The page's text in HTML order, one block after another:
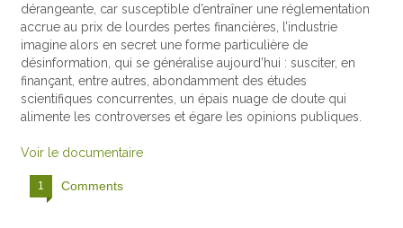
dérangeante, car susceptible d’entraîner une réglementation
accrue au prix de lourdes pertes financières, l’industrie
imagine alors en secret une forme particulière de
désinformation, qui se généralise aujourd’hui : susciter, en
finançant, entre autres, abondamment des études
scientifiques concurrentes, un épais nuage de doute qui
alimente les controverses et égare les opinions publiques.
Voir le documentaire
1 Comments